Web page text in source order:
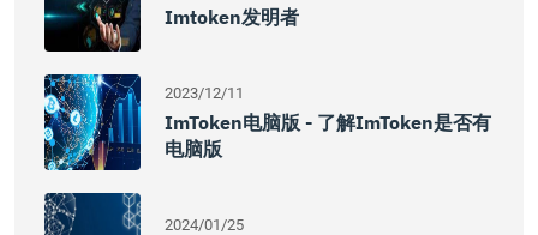
Imtoken发明者
2023/12/11
ImToken电脑版 - 了解imToken是否有
电脑版
2024/01/25